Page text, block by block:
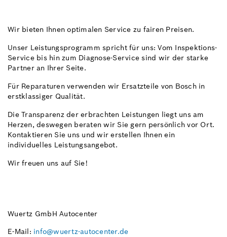
Wir bieten Ihnen optimalen Service zu fairen Preisen.
Unser Leistungsprogramm spricht für uns: Vom Inspektions-
Service bis hin zum Diagnose-Service sind wir der starke
Partner an Ihrer Seite.
Für Reparaturen verwenden wir Ersatzteile von Bosch in
erstklassiger Qualität.
Die Transparenz der erbrachten Leistungen liegt uns am
Herzen, deswegen beraten wir Sie gern persönlich vor Ort.
Kontaktieren Sie uns und wir erstellen Ihnen ein
individuelles Leistungsangebot.
Wir freuen uns auf Sie!
Wuertz GmbH Autocenter
E-Mail: info@wuertz-autocenter.de